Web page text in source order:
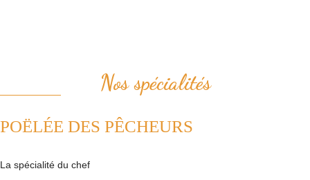
Nos spécialités
POËLÉE DES PÊCHEURS
La spécialité du chef